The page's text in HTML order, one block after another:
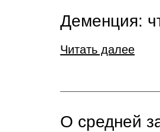
Деменция:
Читать далее
О средней